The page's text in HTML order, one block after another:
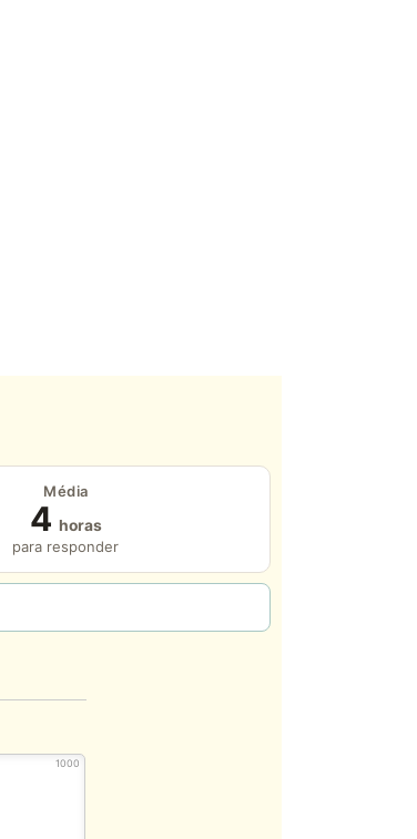
Média
4 horas
para responder
1000